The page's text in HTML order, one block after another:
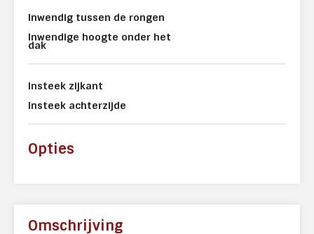
Inwendig tussen de rongen
Inwendige hoogte onder het
dak
Insteek zijkant
Insteek achterzijde
Opties
Omschrijving